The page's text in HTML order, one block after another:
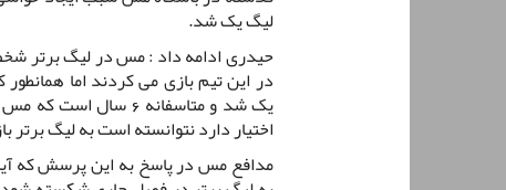
لیگ یک شد.
حیدری ادامه داد : مس در لیگ برتر
در این تیم بازی می کردند اما
یک شد و متاسفانه 6
اختیار دارد نتوانسته است به لیگ برتر